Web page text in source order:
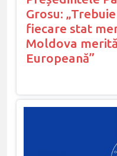
Grosu:
fiecare stat
Moldova
Europeană”